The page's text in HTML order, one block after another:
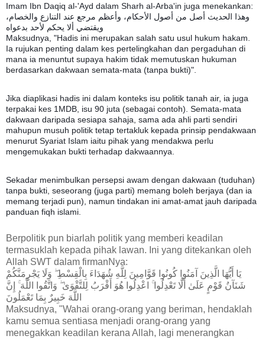
Imam Ibn Daqiq al-'Ayd dalam Sharh al-Arba'in juga menekankan:
وهذا الحديث أصل من أصول الأحكام، وأعظم مرجع عند التنازع والخصام،
ويقتضي ألا يحكم لأحد بدعواه
Maksudnya, "Hadis ini merupakan salah satu usul hukum hakam.
Ia rujukan penting dalam kes pertelingkahan dan pergaduhan di
mana ia menuntut supaya hakim tidak memutuskan hukuman
berdasarkan dakwaan semata-mata (tanpa bukti)".
Jika diaplikasi hadis ini dalam konteks isu politik tanah air, ia juga
terpakai kes 1MDB, isu 90 juta (sebagai contoh). Semata-mata
dakwaan daripada sesiapa sahaja, sama ada ahli parti sendiri
mahupun musuh politik tetap tertakluk kepada prinsip pendakwaan
menurut Syariat Islam iaitu pihak yang mendakwa perlu
mengemukakan bukti terhadap dakwaannya.
Sekadar menimbulkan persepsi awam dengan dakwaan (tuduhan)
tanpa bukti, seseorang (juga parti) memang boleh berjaya (dan ia
memang terjadi pun), namun tindakan ini amat-amat jauh daripada
panduan fiqh islami.
Berpolitik pun biarlah politik yang memberi keadilan
termasuklah kepada pihak lawan. Ini yang ditekankan oleh
Allah SWT dalam firmanNya:
يَا أَيُّهَا الَّذِينَ آمَنُوا كُونُوا قَوَّامِينَ لِلَّهِ شُهَدَاءَ بِالْقِسْطِ ۖ وَلَا يَجْرِمَنَّكُمْ
شَنَآنُ قَوْمٍ عَلَىٰ أَلَّا تَعْدِلُوا ۚ اعْدِلُوا هُوَ أَقْرَبُ لِلتَّقْوَىٰ ۖ وَاتَّقُوا اللَّهَ ۚ إِنَّ
اللَّهَ خَبِيرٌ بِمَا تَعْمَلُونَ
Maksudnya, "Wahai orang-orang yang beriman, hendaklah
kamu semua sentiasa menjadi orang-orang yang
menegakkan keadilan kerana Allah, lagi menerangkan